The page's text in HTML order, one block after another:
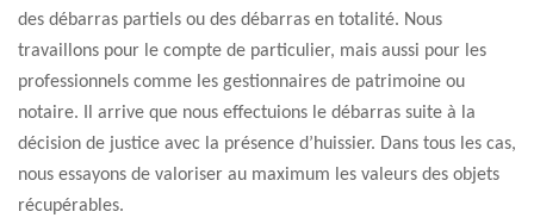
des débarras partiels ou des débarras en totalité. Nous
travaillons pour le compte de particulier, mais aussi pour les
professionnels comme les gestionnaires de patrimoine ou
notaire. Il arrive que nous effectuions le débarras suite à la
décision de justice avec la présence d’huissier. Dans tous les cas,
nous essayons de valoriser au maximum les valeurs des objets
récupérables.